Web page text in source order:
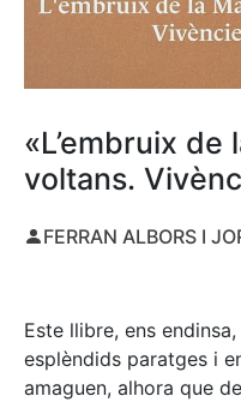
«L’embruix de
voltans.
FERRAN ALBORS I
Este llibre, ens
esplèndids paratges i
amaguen, alhora que